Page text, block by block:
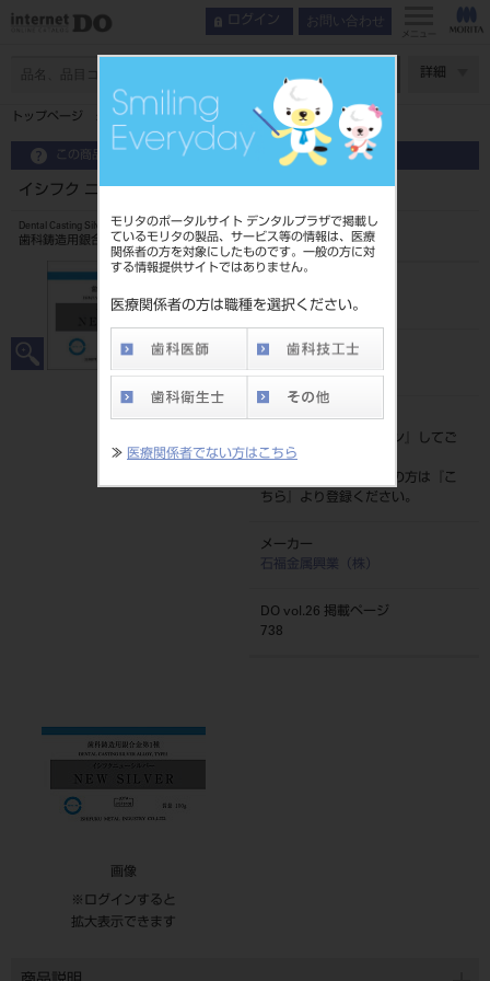
モリタのポータルサイト デンタルプラザで掲載し
ているモリタの製品、サービス等の情報は、医療
関係者の方を対象にしたものです。一般の方に対
する情報提供サイトではありません。
医療関係者の方は職種を選択ください。
≫ 医療関係者でない方はこちら
ログイン お問い合わせ
メニュー
詳細
トップページ イシフク ニューシルバー
この商品に関するお問い合わせ
イシフク ニューシルバー
Dental Casting Silver Alloy
歯科鋳造用銀合金第1種
203050004
JAN/EANコード
標準価格
ログイン
』してご
覧ください。
ネット会員登録がまだの方は『
こ
ちら
』より登録ください。
メーカー
石福金属興業（株）
DO vol.26 掲載ページ
738
画像
※ログインすると
拡大表示できます